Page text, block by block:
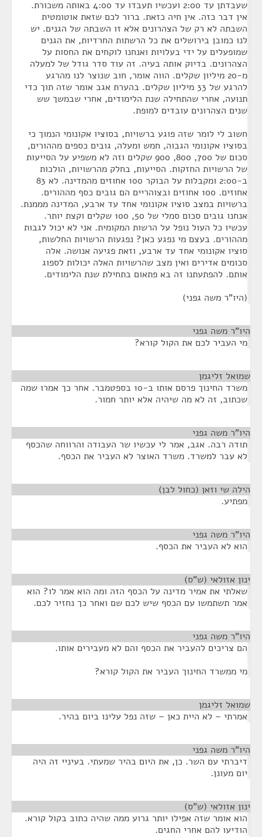
שעבדתן עד 2:00 ועכשיו תעבדו עד 4:00 באותה משכורת.
אין דבר כזה. אין חיה כזאת. ברור לכם שזאת אוטומטית
השבתה לא רק של הצהרונים אלא זו השבתה של הגנים. יש
לנו כמובן בירושלים את כל הרשתות החרדיות, את הגנים
שמופעלים על ידי בעלויות ואנחנו לוקחים את החסות על
הצהרונים. בדיוק אותה בעיה. זה עוד סדר גודל של למעלה
מ-20 מיליון שקלים. הווה אומר, חוב שנוצר לנו מהרגע
להרגע של 33 מיליון שקלים. בהערת אגב אומר שזה תוך כדי
תנועה, אחרי שהתחילה שנת הלימודים, אחרי שבמשך שש
שנים הצהרונים עובדים למופת.
חשוב לי לומר שזה פוגע ברשויות, בסוציו אקונומי הנמוך כי
בסוציו אקונומי הגבוה, חמש ומעלה, גובים כספים מההורים,
סכום של 700, 800, 900 שקלים וזה לא משפיע על הסייעות
של הרשויות החזקות. הסייעות, בחלק מהרשויות, הולכות
ב-2:00 ומקבלות על הבוקר 100 אחוזים מהמדינה. לא 83
אחוזים. 100 אחוזים ובצוהריים הם גובים כסף מההורים.
ברשויות במצב סוציו אקונומי אחד עד ארבע, המדינה מממנת.
אנחנו גובים סכום סמלי של 50, 100 שקלים וקצת יותר.
עכשיו כל העול נופל על הרשות המקומית. אני לא יכול לגבות
מההורים. בעצם מי נפגע כאן? נפגעות הרשויות החלשות,
סוציו אקונומי אחד עד ארבע, וזאת פגיעה אנושה. אלה
סכומים אדירים ואין מצב שהרשויות האלה יכולות לספוג
אותם. להפתעתנו זה בא פתאום בתחילת שנת הלימודים.
(היו"ר משה גפני)
היו"ר משה גפני
מי העביר לכם את הקול קורא?
שמואל זליגמן
משרד החינוך פרסם אותו ב-10 בספטמבר. אחר כך אמרו שמה
שכתוב, זה לא מה שיהיה אלא יותר חמור.
היו"ר משה גפני
תודה רבה. אגב, אמר לי עכשיו שר העבודה והרווחה שהכסף
לא עבר למשרד. משרד האוצר לא העביר את הכסף.
הילה שי וזאן (כחול לבן)
מפתיע.
היו"ר משה גפני
הוא לא העביר את הכסף.
ינון אזולאי (ש"ס)
שאלתי את אמיר מדינה על הכסף הזה ומה הוא אמר לו? הוא
אמר תשתמשו עם הכסף שיש לכם שם ואחר כך נחזיר לכם.
היו"ר משה גפני
הם צריכים להעביר את הכסף והם לא מעבירים אותו.
מי ממשרד החינוך העביר את הקול קורא?
שמואל זליגמן
אמרתי – לא היית כאן – שזה נפל עלינו ביום בהיר.
היו"ר משה גפני
דיברתי עם השר. כן, את היום בהיר שמעתי. בעיניי זה היה
יום מעונן.
ינון אזולאי (ש"ס)
הוא אומר שזה אפילו יותר גרוע ממה שהיה כתוב בקול קורא.
הודיעו להם אחרי החגים.